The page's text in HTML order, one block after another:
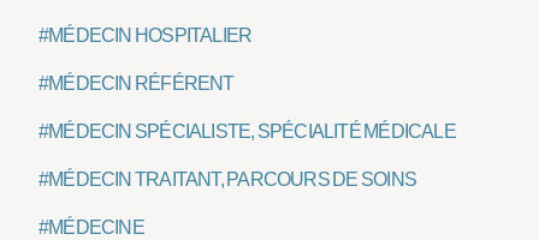
#MÉDECIN HOSPITALIER
#MÉDECIN RÉFÉRENT
#MÉDECIN SPÉCIALISTE, SPÉCIALITÉ MÉDICALE
#MÉDECIN TRAITANT, PARCOURS DE SOINS
#MÉDECINE